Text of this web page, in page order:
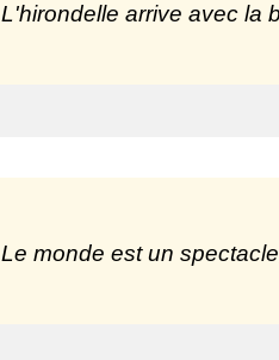
L'hirondelle arrive avec la
Le monde est un